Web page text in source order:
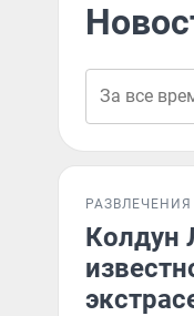
РАЗВЛЕЧЕНИЯ
Колдун